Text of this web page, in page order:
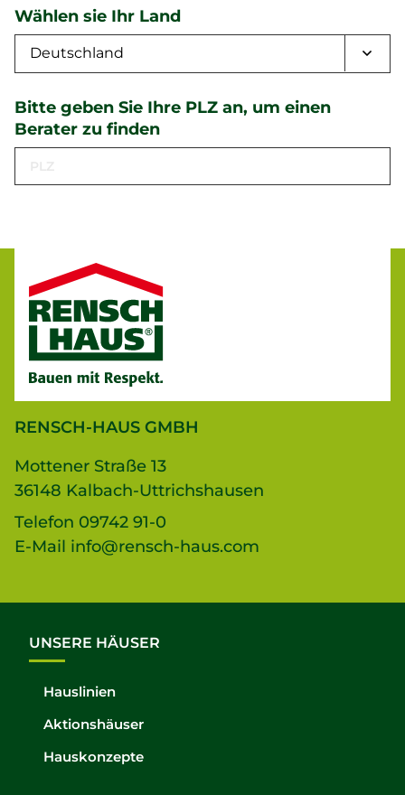
Wählen sie Ihr Land
Bitte geben Sie Ihre PLZ an, um einen
Berater zu finden
RENSCH-HAUS GMBH
Mottener Straße 13
36148 Kalbach-Uttrichshausen
Telefon 09742 91-0
E-Mail info@rensch-haus.com
UNSERE HÄUSER
Hauslinien
Aktionshäuser
Hauskonzepte